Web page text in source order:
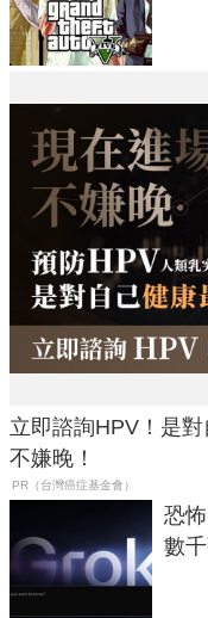
立即諮詢HPV！是
不嫌晚！
PR（台灣癌症基金會）
恐
數